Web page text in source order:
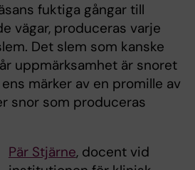
fuktiga gångar till
vägar, produceras varje
Det slem som kanske
uppmärksamhet är snoret
märker av en promille av
snor som produceras
Pär Stjärne, docent vid